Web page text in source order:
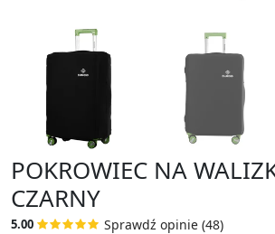
POKROWIEC NA
CZARNY
5.00 Sprawdź opinie (48)